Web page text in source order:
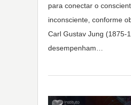
para conectar o
inconsciente, conforme
Carl Gustav Jung (1875-
desempenham…